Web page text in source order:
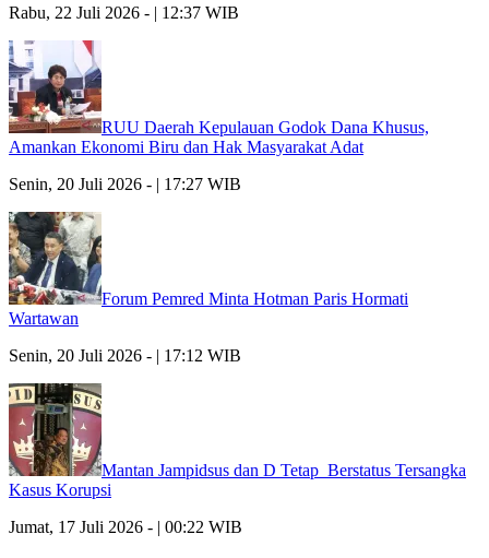
Rabu, 22 Juli 2026 - | 12:37 WIB
RUU Daerah Kepulauan Godok Dana Khusus,
Amankan Ekonomi Biru dan Hak Masyarakat Adat
Senin, 20 Juli 2026 - | 17:27 WIB
Forum Pemred Minta Hotman Paris Hormati
Wartawan
Senin, 20 Juli 2026 - | 17:12 WIB
Mantan Jampidsus dan D Tetap Berstatus Tersangka
Kasus Korupsi
Jumat, 17 Juli 2026 - | 00:22 WIB